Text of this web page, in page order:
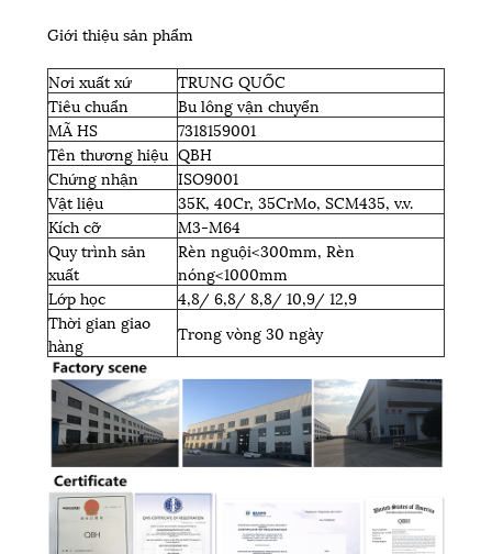
Giới thiệu sản phẩm
Nơi xuất xứ
TRUNG QUỐC
Tiêu chuẩn
Bu lông vận chuyển
MÃ HS
7318159001
Tên thương hiệu QBH
Chứng nhận
ISO9001
Vật liệu
35K, 40Cr, 35CrMo, SCM435, v.v.
Kích cỡ
M3-M64
Quy trình sản
xuất
Rèn nguội<300mm, Rèn
nóng<1000mm
Lớp học
4,8/ 6,8/ 8,8/ 10,9/ 12,9
Thời gian giao
hàng
Trong vòng 30 ngày